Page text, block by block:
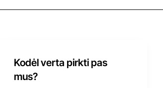
Kodėl verta pirkti pas
mus?